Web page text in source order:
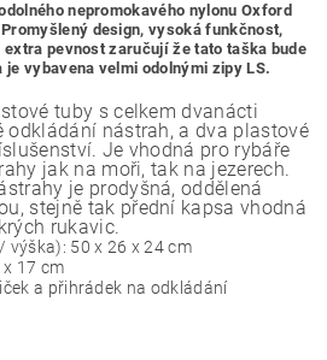
​​nepromokavého nylonu Oxford
Promyšlený design, vysoká funkčnost,
pevnost zaručují že tato taška bude
vybavena velmi odolnými zipy LS.
tuby s celkem dvanácti
odkládání nástrah, a dva plastové
Je vhodná pro rybáře
jak na moři, tak na jezerech.
je prodyšná, oddělená
stejně tak přední kapsa vhodná
rukavic.
/ výška): 50 x 26 x 24 cm
x 17 cm
a přihrádek na odkládání